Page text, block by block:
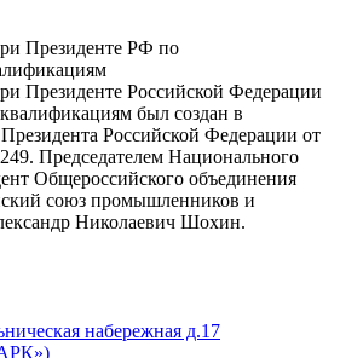
Президенте РФ по
Президенте Российской Федерации
был создан в
Российской Федерации от
Председателем Национального
Общероссийского объединения
союз промышленников и
Николаевич Шохин.
набережная д.17